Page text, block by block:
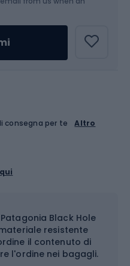
consegna per te
Altro
Black Hole
resistente
il contenuto di
l'ordine nei bagagli.